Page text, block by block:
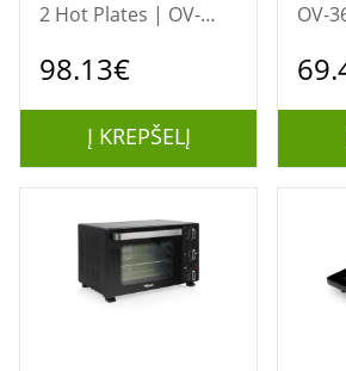
2 Hot Plates | OV-
| Black
98.13€
Į KREPŠELĮ
OV-